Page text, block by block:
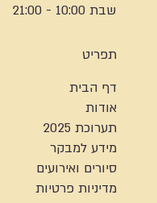
שבת 10:00 - 21:00
תפריט
דף הבית
אודות
תערוכת 2025
מידע למבקר
סיורים ואירועים
מדיניות פרטיות